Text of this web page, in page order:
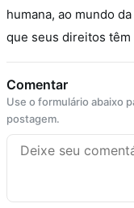
humana, ao mundo
que seus direitos
Comentar
Use o formulário abaixo
postagem.